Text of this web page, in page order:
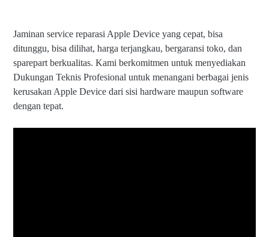
Jaminan service reparasi Apple Device yang cepat, bisa
ditunggu, bisa dilihat, harga terjangkau, bergaransi toko, dan
sparepart berkualitas. Kami berkomitmen untuk menyediakan
Dukungan Teknis Profesional untuk menangani berbagai jenis
kerusakan Apple Device dari sisi hardware maupun software
dengan tepat.